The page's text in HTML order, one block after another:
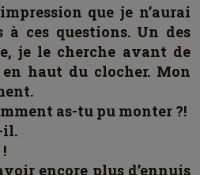
que je n’aurai
à ces questions. Un des
je le cherche avant de
haut du clocher. Mon
as-tu pu monter ?!
il.
encore plus d’ennuis